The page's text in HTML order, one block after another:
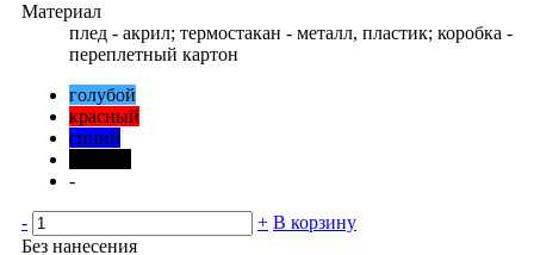
Материал
плед - акрил; термостакан - металл, пластик; коробка -
переплетный картон
голубой
красный
синий
-
- + В корзину
Без нанесения